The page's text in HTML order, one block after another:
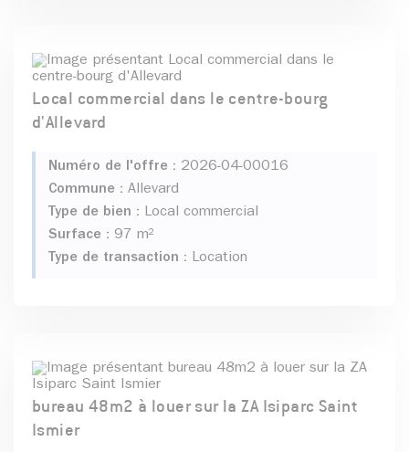
Local commercial dans le centre-bourg
d'Allevard
Numéro de l'offre : 2026-04-00016
Commune : Allevard
Type de bien : Local commercial
Surface : 97 m²
Type de transaction : Location
bureau 48m2 à louer sur la ZA Isiparc Saint
Ismier